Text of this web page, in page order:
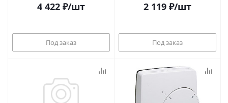
4 422 ₽/шт
Под заказ
2 119 ₽/шт
Под заказ